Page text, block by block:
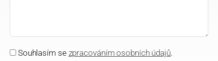
Souhlasím se zpracováním osobních údajů.